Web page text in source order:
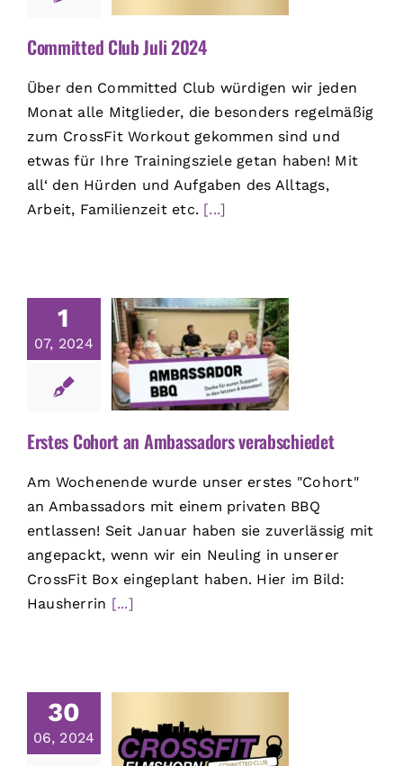
Committed Club Juli 2024
Über den Committed Club würdigen wir jeden
Monat alle Mitglieder, die besonders regelmäßig
zum CrossFit Workout gekommen sind und
etwas für Ihre Trainingsziele getan haben! Mit
all‘ den Hürden und Aufgaben des Alltags,
Arbeit, Familienzeit etc. [...]
1
07, 2024
Erstes Cohort an Ambassadors verabschiedet
Am Wochenende wurde unser erstes "Cohort"
an Ambassadors mit einem privaten BBQ
entlassen! Seit Januar haben sie zuverlässig mit
angepackt, wenn wir ein Neuling in unserer
CrossFit Box eingeplant haben. Hier im Bild:
Hausherrin [...]
30
06, 2024